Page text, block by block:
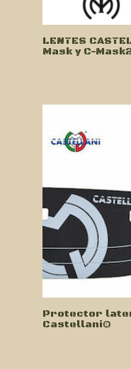
LENTES
Mask y C-
Protector
Castellani®